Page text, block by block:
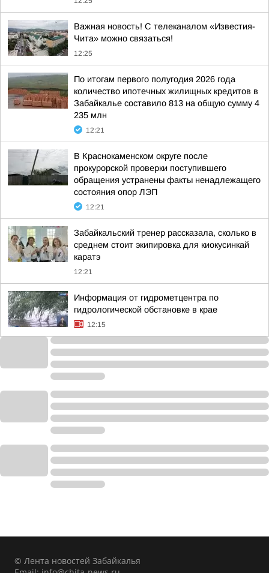
Важная новость! С телеканалом «Известия-
Чита» можно связаться!
12:25
По итогам первого полугодия 2026 года
количество ипотечных жилищных кредитов в
Забайкалье составило 813 на общую сумму 4
235 млн
12:21
В Краснокаменском округе после
прокурорской проверки поступившего
обращения устранены факты ненадлежащего
состояния опор ЛЭП
12:21
Забайкальский тренер рассказала, сколько в
среднем стоит экипировка для киокусинкай
каратэ
12:21
Информация от гидрометцентра по
гидрологической обстановке в крае
12:15
© Лента новостей Забайкалья